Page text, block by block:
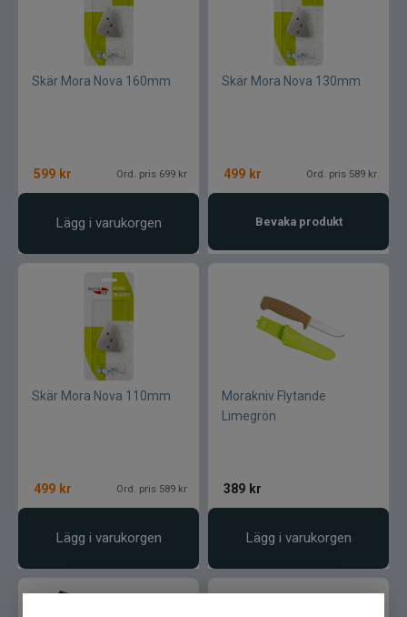
Gator
Gäddgapet
Gamakatsu
D.A.M
Daiwa
Guideline
Skär Mora Nova 160mm
599 kr Ord. pris 699 kr
Lägg i varukorgen
Skär Mora Nova 130mm
499 kr Ord. pris 589 kr
Bevaka produkt
Skär Mora Nova 110mm
499 kr Ord. pris 589 kr
Lägg i varukorgen
Morakniv Flytande
Limegrön
389 kr
Lägg i varukorgen